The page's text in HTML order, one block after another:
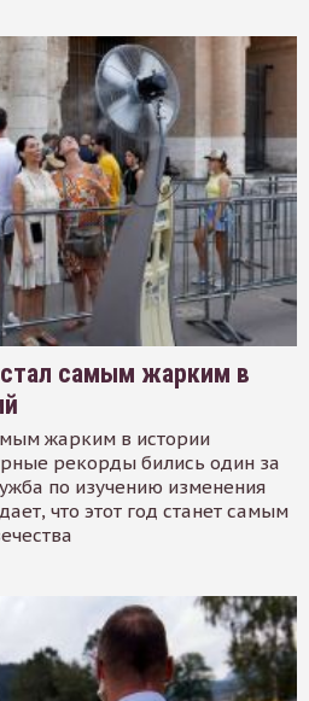
самым жарким в
жарким в истории
рекорды бились один за
по изучению изменения
что этот год станет самым